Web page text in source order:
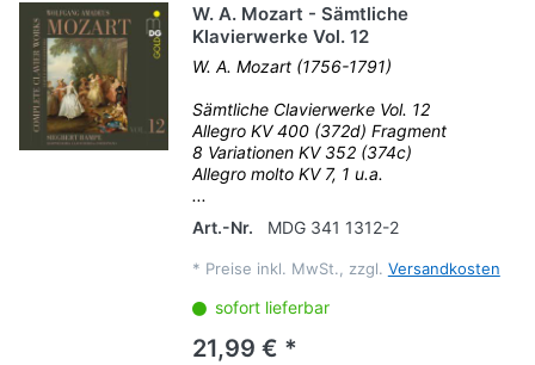
W. A. Mozart - Sämtliche
Klavierwerke Vol. 12
W. A. Mozart (1756-1791)
Sämtliche Clavierwerke Vol. 12
Allegro KV 400 (372d) Fragment
8 Variationen KV 352 (374c)
Allegro molto KV 7, 1 u.a.
...
Art.-Nr.
MDG 341 1312-2
* Preise inkl. MwSt., zzgl. Versandkosten
sofort lieferbar
21,99 € *